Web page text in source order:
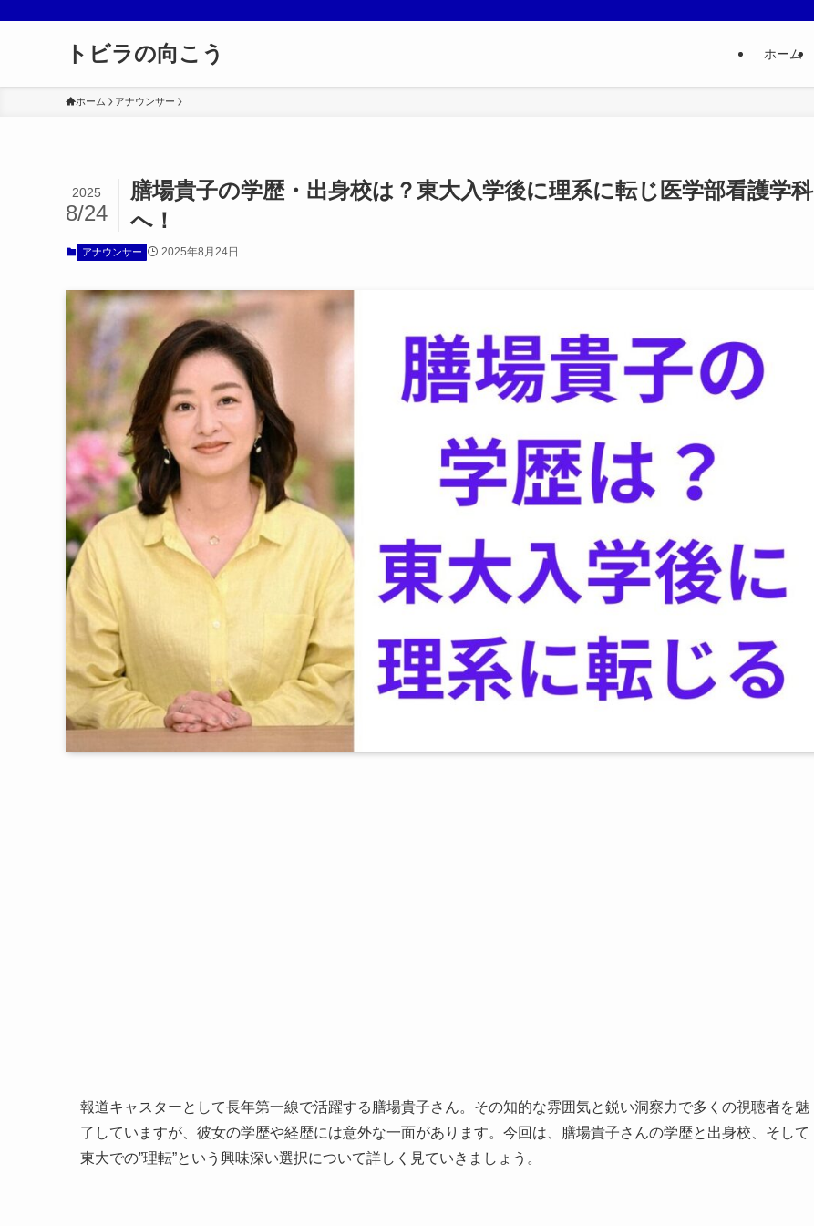
トビラの向こう ホーム
ホーム アナウンサー
膳場貴子の学歴・出身校は？東大入学後に理系に転じ医学部看護学科
へ！
2025
8/24
アナウンサー 2025年8月24日
報道キャスターとして長年第一線で活躍する膳場貴子さん。その知的な雰囲気と鋭い洞察力で多くの視聴者を魅
了していますが、彼女の学歴や経歴には意外な一面があります。今回は、膳場貴子さんの学歴と出身校、そして
東大での”理転”という興味深い選択について詳しく見ていきましょう。